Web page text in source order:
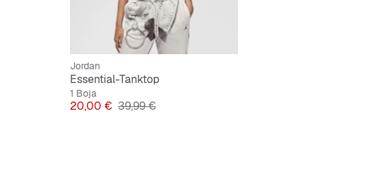
Jordan
Essential-Tanktop
1 Boja
Cijena
20,00 € Originalna cijena
39,99 €